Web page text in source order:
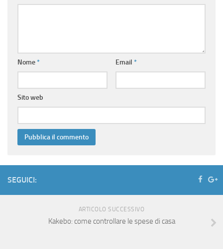
Nome* Email *
Sito web
SEGUICI:
ARTICOLO SUCCESSIVO
Kakebo: come controllare le spese di casa